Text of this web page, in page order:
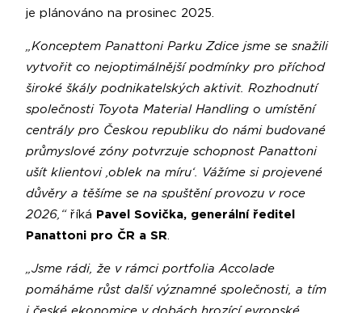
je plánováno na prosinec 2025.
„Konceptem Panattoni Parku Zdice jsme se snažili
vytvořit co nejoptimálnější podmínky pro příchod
široké škály podnikatelských aktivit. Rozhodnutí
společnosti Toyota Material Handling o umístění
centrály pro Českou republiku do námi budované
průmyslové zóny potvrzuje schopnost Panattoni
ušít klientovi ‚oblek na míru‘. Vážíme si projevené
důvěry a těšíme se na spuštění provozu v roce
2026,“ říká Pavel Sovička, generální ředitel
Panattoni pro ČR a SR.
„Jsme rádi, že v rámci portfolia Accolade
pomáháme růst další významné společnosti, a tím